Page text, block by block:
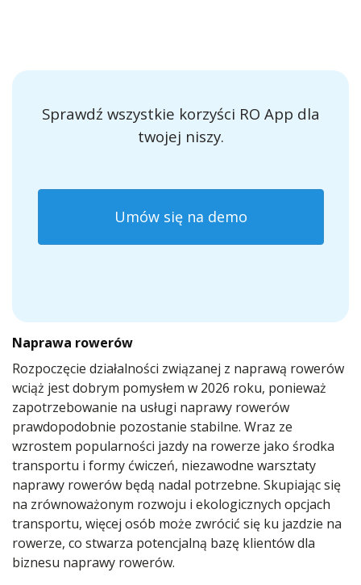
Sprawdź wszystkie korzyści RO App dla
twojej niszy.
Umów się na demo
Naprawa rowerów
Rozpoczęcie działalności związanej z naprawą rowerów
wciąż jest dobrym pomysłem w 2026 roku, ponieważ
zapotrzebowanie na usługi naprawy rowerów
prawdopodobnie pozostanie stabilne. Wraz ze
wzrostem popularności jazdy na rowerze jako środka
transportu i formy ćwiczeń, niezawodne warsztaty
naprawy rowerów będą nadal potrzebne. Skupiając się
na zrównoważonym rozwoju i ekologicznych opcjach
transportu, więcej osób może zwrócić się ku jazdzie na
rowerze, co stwarza potencjalną bazę klientów dla
biznesu naprawy rowerów.